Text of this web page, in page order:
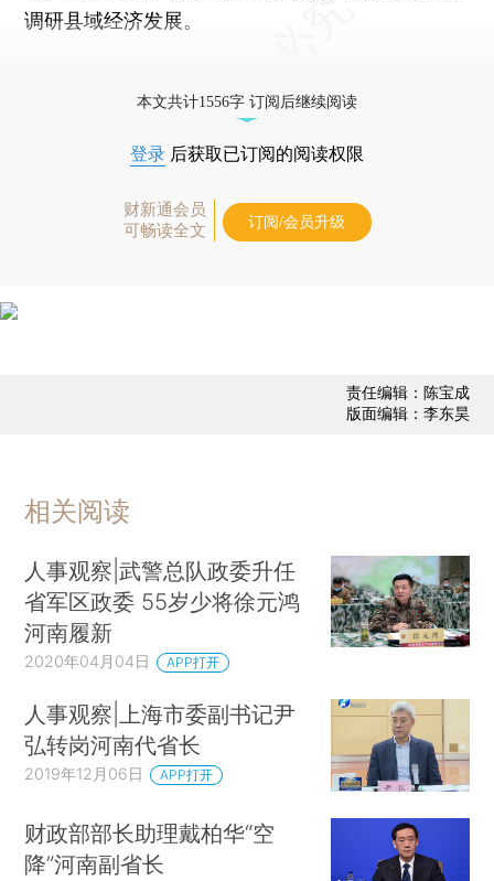
调研县域经济发展。
本文共计1556字 订阅后继续阅读
登录 后获取已订阅的阅读权限
财新通会员
可畅读全文
订阅/会员升级
责任编辑：陈宝成
版面编辑：李东昊
相关阅读
人事观察|武警总队政委升任
省军区政委 55岁少将徐元鸿
河南履新
2020年04月04日 APP打开
人事观察|上海市委副书记尹
弘转岗河南代省长
2019年12月06日 APP打开
财政部部长助理戴柏华“空
降”河南副省长